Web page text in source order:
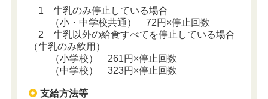
1 牛乳のみ停止している場合
（小・中学校共通） 72円×停止回数
2 牛乳以外の給食すべてを停止している場合
（牛乳のみ飲用）
（小学校） 261円×停止回数
（中学校） 323円×停止回数
支給方法等